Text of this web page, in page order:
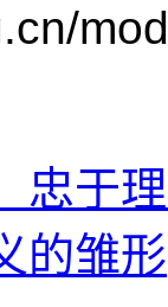
忠于
的雏形